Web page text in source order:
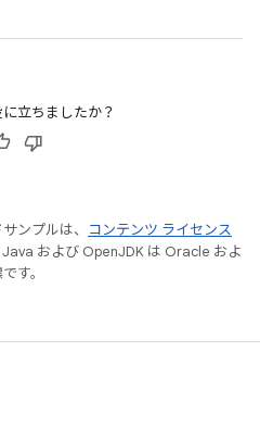
立ちましたか？
ンプルは、
コンテンツ ライセンス
および OpenJDK は Oracle およ
す。